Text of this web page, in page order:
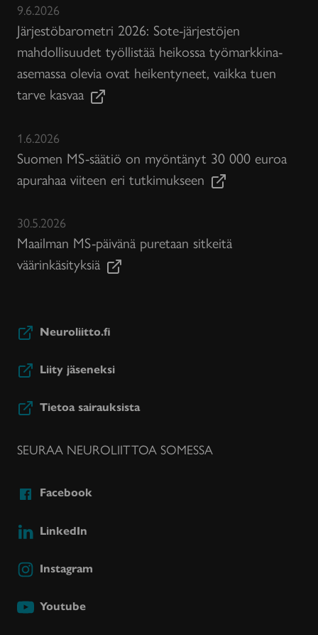
9.6.2026
Järjestöbarometri 2026: Sote-järjestöjen
mahdollisuudet työllistää heikossa työmarkkina-
asemassa olevia ovat heikentyneet, vaikka tuen
tarve kasvaa
1.6.2026
Suomen MS-säätiö on myöntänyt 30 000 euroa
apurahaa viiteen eri tutkimukseen
30.5.2026
Maailman MS-päivänä puretaan sitkeitä
väärinkäsityksiä
Neuroliitto.fi
Liity jäseneksi
Tietoa sairauksista
SEURAA NEUROLIITTOA SOMESSA
Facebook
LinkedIn
Instagram
Youtube